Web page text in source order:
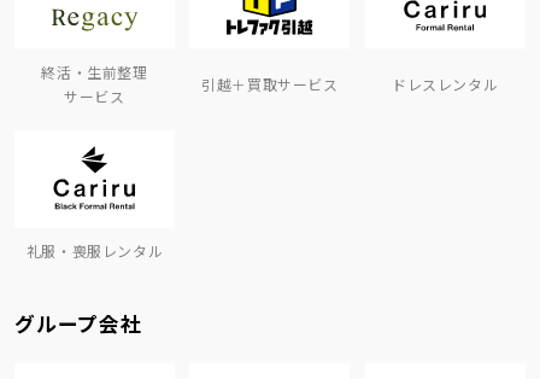
終活・生前整理
サービス
引越＋買取サービス ドレスレンタル
礼服・喪服レンタル
グループ会社